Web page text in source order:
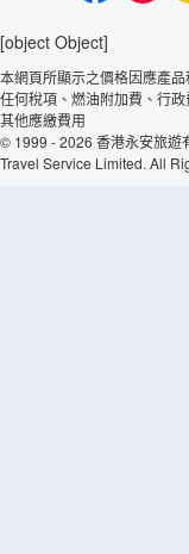
[object Object]
本網頁所顯示之價格因應產
任何稅項、燃油附加費、行
其他應繳費用
© 1999 - 2026 香港永安旅遊
Travel Service Limited. All